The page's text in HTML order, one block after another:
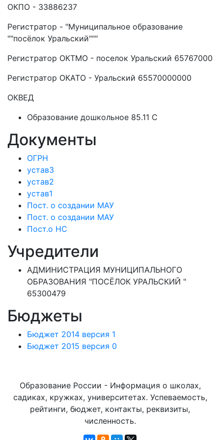
ОКПО - 33886237
Регистратор - "Муниципальное образование
""посёлок Уральский"""
Регистратор ОКТМО - поселок Уральский 65767000
Регистратор ОКАТО - Уральский 65570000000
ОКВЕД
Образование дошкольное 85.11 C
Документы
ОГРН
устав3
устав2
устав1
Пост. о создании МАУ
Пост. о создании МАУ
Пост.о НС
Учредители
АДМИНИСТРАЦИЯ МУНИЦИПАЛЬНОГО
ОБРАЗОВАНИЯ "ПОСЁЛОК УРАЛЬСКИЙ "
65300479
Бюджеты
Бюджет 2014 версия 1
Бюджет 2015 версия 0
Образование России - Информация о школах,
садиках, кружках, университетах. Успеваемость,
рейтинги, бюджет, контакты, реквизиты,
численность.